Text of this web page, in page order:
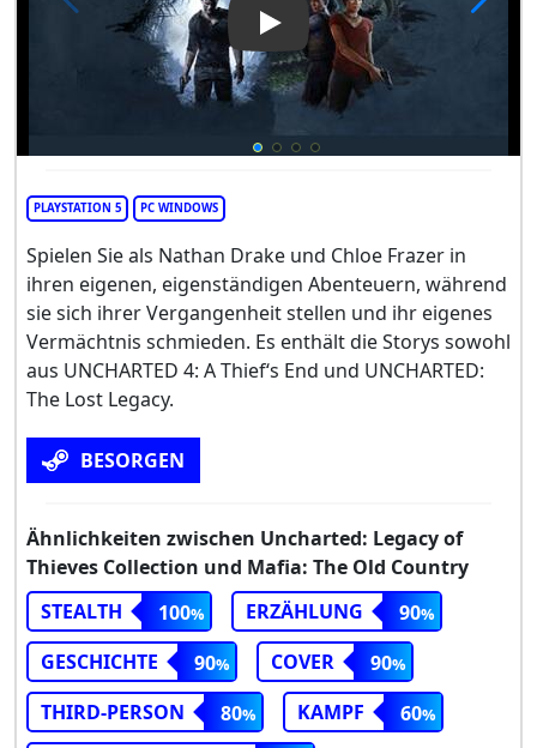
Play Video: Uncharted:
PLAYSTATION 5 PC WINDOWS
Spielen Sie als Nathan Drake und Chloe Frazer in
ihren eigenen, eigenständigen Abenteuern, während
sie sich ihrer Vergangenheit stellen und ihr eigenes
Vermächtnis schmieden. Es enthält die Storys sowohl
aus UNCHARTED 4: A Thief‘s End und UNCHARTED:
The Lost Legacy.
BESORGEN
Ähnlichkeiten zwischen Uncharted: Legacy of
Thieves Collection und Mafia: The Old Country
STEALTH
100 ERZÄHLUNG
90
GESCHICHTE
90 COVER
90
THIRD-PERSON
80 KAMPF
60